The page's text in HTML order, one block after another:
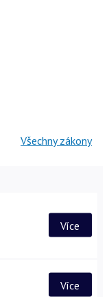
Všechny zákony
Více
Více